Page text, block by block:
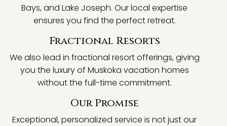
Bays, and Lake Joseph. Our local expertise
ensures you find the perfect retreat.
Fractional Resorts
We also lead in fractional resort offerings, giving
you the luxury of Muskoka vacation homes
without the full-time commitment.
Our Promise
Exceptional, personalized service is not just our